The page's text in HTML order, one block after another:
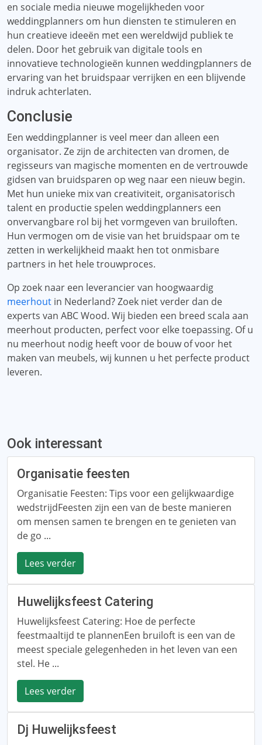
en sociale media nieuwe mogelijkheden voor
weddingplanners om hun diensten te stimuleren en
hun creatieve ideeën met een wereldwijd publiek te
delen. Door het gebruik van digitale tools en
innovatieve technologieën kunnen weddingplanners de
ervaring van het bruidspaar verrijken en een blijvende
indruk achterlaten.
Conclusie
Een weddingplanner is veel meer dan alleen een
organisator. Ze zijn de architecten van dromen, de
regisseurs van magische momenten en de vertrouwde
gidsen van bruidsparen op weg naar een nieuw begin.
Met hun unieke mix van creativiteit, organisatorisch
talent en productie spelen weddingplanners een
onvervangbare rol bij het vormgeven van bruiloften.
Hun vermogen om de visie van het bruidspaar om te
zetten in werkelijkheid maakt hen tot onmisbare
partners in het hele trouwproces.
Op zoek naar een leverancier van hoogwaardig
meerhout in Nederland? Zoek niet verder dan de
experts van ABC Wood. Wij bieden een breed scala aan
meerhout producten, perfect voor elke toepassing. Of u
nu meerhout nodig heeft voor de bouw of voor het
maken van meubels, wij kunnen u het perfecte product
leveren.
Ook interessant
Organisatie feesten
Organisatie Feesten: Tips voor een gelijkwaardige
wedstrijdFeesten zijn een van de beste manieren
om mensen samen te brengen en te genieten van
de go ...
Lees verder
Huwelijksfeest Catering
Huwelijksfeest Catering: Hoe de perfecte
feestmaaltijd te plannenEen bruiloft is een van de
meest speciale gelegenheden in het leven van een
stel. He ...
Lees verder
Dj Huwelijksfeest